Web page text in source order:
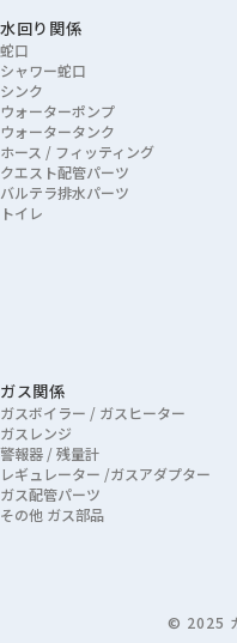
水回り関係
蛇口
シャワー蛇口
シンク
ウォーターポンプ
ウォータータンク
ホース / フィッティング
クエスト配管パーツ
バルテラ排水パーツ
トイレ
ガス関係
ガスボイラー / ガスヒーター
ガスレンジ
警報器 / 残量計
レギュレーター /ガスアダプター
ガス配管パーツ
その他 ガス部品
© 2025